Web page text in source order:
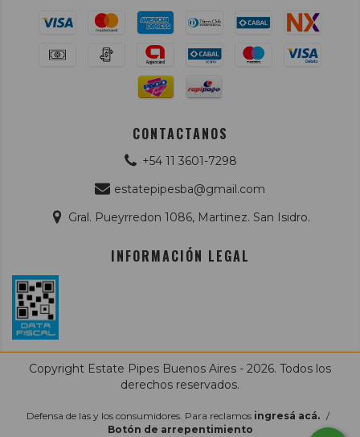
CONTACTANOS
+54 11 3601-7298
estatepipesba@gmail.com
Gral. Pueyrredon 1086, Martinez. San Isidro.
INFORMACIÓN LEGAL
Copyright Estate Pipes Buenos Aires - 2026. Todos los
derechos reservados.
Defensa de las y los consumidores. Para reclamos ingresá acá. /
Botón de arrepentimiento